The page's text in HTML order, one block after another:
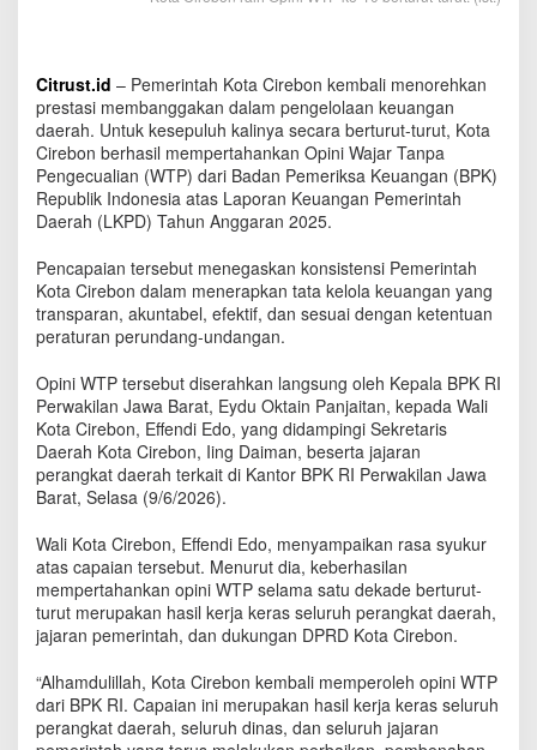
Citrust.id – Pemerintah Kota Cirebon kembali menorehkan
prestasi membanggakan dalam pengelolaan keuangan
daerah. Untuk kesepuluh kalinya secara berturut-turut, Kota
Cirebon berhasil mempertahankan Opini Wajar Tanpa
Pengecualian (WTP) dari Badan Pemeriksa Keuangan (BPK)
Republik Indonesia atas Laporan Keuangan Pemerintah
Daerah (LKPD) Tahun Anggaran 2025.
Pencapaian tersebut menegaskan konsistensi Pemerintah
Kota Cirebon dalam menerapkan tata kelola keuangan yang
transparan, akuntabel, efektif, dan sesuai dengan ketentuan
peraturan perundang-undangan.
Opini WTP tersebut diserahkan langsung oleh Kepala BPK RI
Perwakilan Jawa Barat, Eydu Oktain Panjaitan, kepada Wali
Kota Cirebon, Effendi Edo, yang didampingi Sekretaris
Daerah Kota Cirebon, Iing Daiman, beserta jajaran
perangkat daerah terkait di Kantor BPK RI Perwakilan Jawa
Barat, Selasa (9/6/2026).
Wali Kota Cirebon, Effendi Edo, menyampaikan rasa syukur
atas capaian tersebut. Menurut dia, keberhasilan
mempertahankan opini WTP selama satu dekade berturut-
turut merupakan hasil kerja keras seluruh perangkat daerah,
jajaran pemerintah, dan dukungan DPRD Kota Cirebon.
“Alhamdulillah, Kota Cirebon kembali memperoleh opini WTP
dari BPK RI. Capaian ini merupakan hasil kerja keras seluruh
perangkat daerah, seluruh dinas, dan seluruh jajaran